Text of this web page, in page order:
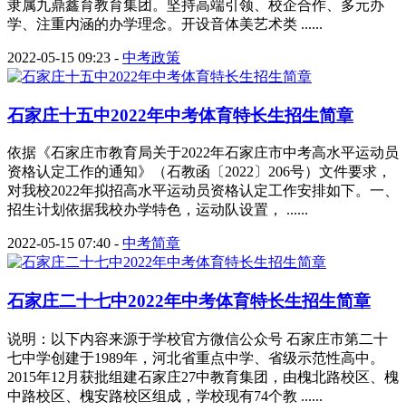
隶属九鼎鑫育教育集团。坚持高端引领、校企合作、多元办
学、注重内涵的办学理念。开设音体美艺术类 ......
2022-05-15 09:23 - 中考政策
石家庄十五中2022年中考体育特长生招生简章
依据《石家庄市教育局关于2022年石家庄市中考高水平运动员
资格认定工作的通知》（石教函〔2022〕206号）文件要求，
对我校2022年拟招高水平运动员资格认定工作安排如下。一、
招生计划依据我校办学特色，运动队设置， ......
2022-05-15 07:40 - 中考简章
石家庄二十七中2022年中考体育特长生招生简章
说明：以下内容来源于学校官方微信公众号 石家庄市第二十
七中学创建于1989年，河北省重点中学、省级示范性高中。
2015年12月获批组建石家庄27中教育集团，由槐北路校区、槐
中路校区、槐安路校区组成，学校现有74个教 ......